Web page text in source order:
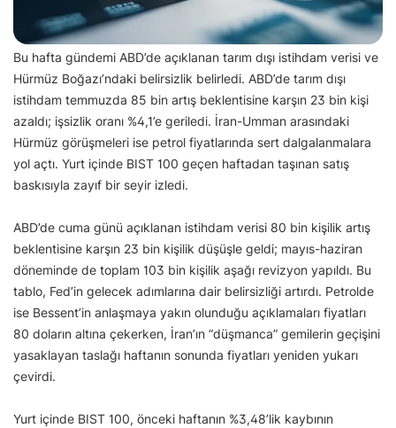
Bu hafta gündemi ABD’de açıklanan tarım dışı istihdam verisi ve
Hürmüz Boğazı’ndaki belirsizlik belirledi. ABD’de tarım dışı
istihdam temmuzda 85 bin artış beklentisine karşın 23 bin kişi
azaldı; işsizlik oranı %4,1’e geriledi. İran-Umman arasındaki
Hürmüz görüşmeleri ise petrol fiyatlarında sert dalgalanmalara
yol açtı. Yurt içinde BIST 100 geçen haftadan taşınan satış
baskısıyla zayıf bir seyir izledi.
ABD’de cuma günü açıklanan istihdam verisi 80 bin kişilik artış
beklentisine karşın 23 bin kişilik düşüşle geldi; mayıs-haziran
döneminde de toplam 103 bin kişilik aşağı revizyon yapıldı. Bu
tablo, Fed’in gelecek adımlarına dair belirsizliği artırdı. Petrolde
ise Bessent’in anlaşmaya yakın olunduğu açıklamaları fiyatları
80 doların altına çekerken, İran’ın “düşmanca” gemilerin geçişini
yasaklayan taslağı haftanın sonunda fiyatları yeniden yukarı
çevirdi.
Yurt içinde BIST 100, önceki haftanın %3,48’lik kaybının